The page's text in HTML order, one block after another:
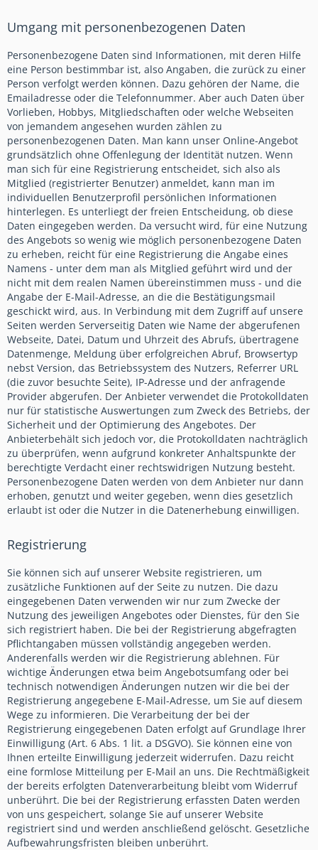
Umgang mit personenbezogenen Daten
Personenbezogene Daten sind Informationen, mit deren Hilfe
eine Person bestimmbar ist, also Angaben, die zurück zu einer
Person verfolgt werden können. Dazu gehören der Name, die
Emailadresse oder die Telefonnummer. Aber auch Daten über
Vorlieben, Hobbys, Mitgliedschaften oder welche Webseiten
von jemandem angesehen wurden zählen zu
personenbezogenen Daten. Man kann unser Online-Angebot
grundsätzlich ohne Offenlegung der Identität nutzen. Wenn
man sich für eine Registrierung entscheidet, sich also als
Mitglied (registrierter Benutzer) anmeldet, kann man im
individuellen Benutzerprofil persönlichen Informationen
hinterlegen. Es unterliegt der freien Entscheidung, ob diese
Daten eingegeben werden. Da versucht wird, für eine Nutzung
des Angebots so wenig wie möglich personenbezogene Daten
zu erheben, reicht für eine Registrierung die Angabe eines
Namens - unter dem man als Mitglied geführt wird und der
nicht mit dem realen Namen übereinstimmen muss - und die
Angabe der E-Mail-Adresse, an die die Bestätigungsmail
geschickt wird, aus. In Verbindung mit dem Zugriff auf unsere
Seiten werden Serverseitig Daten wie Name der abgerufenen
Webseite, Datei, Datum und Uhrzeit des Abrufs, übertragene
Datenmenge, Meldung über erfolgreichen Abruf, Browsertyp
nebst Version, das Betriebssystem des Nutzers, Referrer URL
(die zuvor besuchte Seite), IP-Adresse und der anfragende
Provider abgerufen. Der Anbieter verwendet die Protokolldaten
nur für statistische Auswertungen zum Zweck des Betriebs, der
Sicherheit und der Optimierung des Angebotes. Der
Anbieterbehält sich jedoch vor, die Protokolldaten nachträglich
zu überprüfen, wenn aufgrund konkreter Anhaltspunkte der
berechtigte Verdacht einer rechtswidrigen Nutzung besteht.
Personenbezogene Daten werden von dem Anbieter nur dann
erhoben, genutzt und weiter gegeben, wenn dies gesetzlich
erlaubt ist oder die Nutzer in die Datenerhebung einwilligen.
Registrierung
Sie können sich auf unserer Website registrieren, um
zusätzliche Funktionen auf der Seite zu nutzen. Die dazu
eingegebenen Daten verwenden wir nur zum Zwecke der
Nutzung des jeweiligen Angebotes oder Dienstes, für den Sie
sich registriert haben. Die bei der Registrierung abgefragten
Pflichtangaben müssen vollständig angegeben werden.
Anderenfalls werden wir die Registrierung ablehnen. Für
wichtige Änderungen etwa beim Angebotsumfang oder bei
technisch notwendigen Änderungen nutzen wir die bei der
Registrierung angegebene E-Mail-Adresse, um Sie auf diesem
Wege zu informieren. Die Verarbeitung der bei der
Registrierung eingegebenen Daten erfolgt auf Grundlage Ihrer
Einwilligung (Art. 6 Abs. 1 lit. a DSGVO). Sie können eine von
Ihnen erteilte Einwilligung jederzeit widerrufen. Dazu reicht
eine formlose Mitteilung per E-Mail an uns. Die Rechtmäßigkeit
der bereits erfolgten Datenverarbeitung bleibt vom Widerruf
unberührt. Die bei der Registrierung erfassten Daten werden
von uns gespeichert, solange Sie auf unserer Website
registriert sind und werden anschließend gelöscht. Gesetzliche
Aufbewahrungsfristen bleiben unberührt.